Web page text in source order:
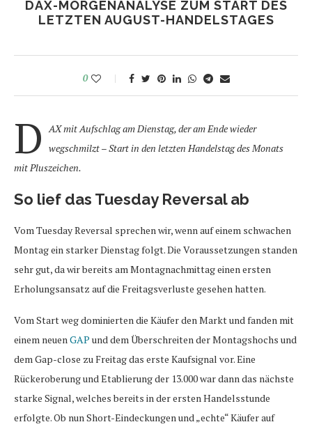
DAX-MORGENANALYSE ZUM START DES
LETZTEN AUGUST-HANDELSTAGES
0
D
AX mit Aufschlag am Dienstag, der am Ende wieder
wegschmilzt – Start in den letzten Handelstag des Monats
mit Pluszeichen.
So lief das Tuesday Reversal ab
Vom Tuesday Reversal sprechen wir, wenn auf einem schwachen
Montag ein starker Dienstag folgt. Die Voraussetzungen standen
sehr gut, da wir bereits am Montagnachmittag einen ersten
Erholungsansatz auf die Freitagsverluste gesehen hatten.
Vom Start weg dominierten die Käufer den Markt und fanden mit
einem neuen GAP und dem Überschreiten der Montagshochs und
dem Gap-close zu Freitag das erste Kaufsignal vor. Eine
Rückeroberung und Etablierung der 13.000 war dann das nächste
starke Signal, welches bereits in der ersten Handelsstunde
erfolgte. Ob nun Short-Eindeckungen und „echte“ Käufer auf